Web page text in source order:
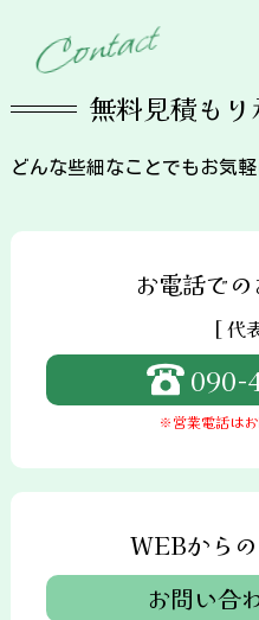
Contact
無料見積も
どんな些細なことでもお気
お電話で
[ 代
090-
※営業電話は
WEBから
お問い合